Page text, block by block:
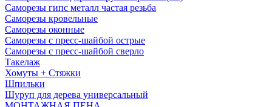
Саморезы гипс металл частая резьба
Саморезы кровельные
Саморезы оконные
Саморезы с пресс-шайбой острые
Саморезы с пресс-шайбой сверло
Такелаж
Хомуты + Стяжки
Шпильки
Шуруп для дерева универсальный